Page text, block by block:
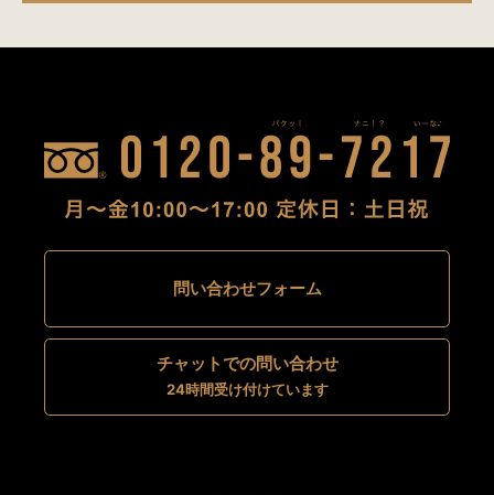
問い合わせフォーム
チャットでの問い合わせ
24時間受け付けています